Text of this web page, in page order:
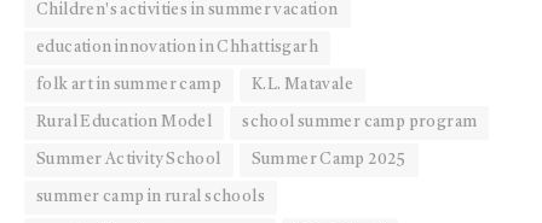
Children's activities in summer vacation
education innovation in Chhattisgarh
folk art in summer camp K.L. Matavale
Rural Education Model school summer camp program
Summer Activity School Summer Camp 2025
summer camp in rural schools